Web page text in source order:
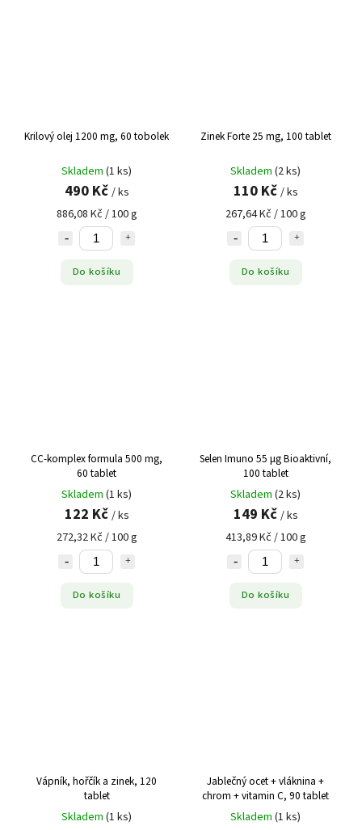
Krilový olej 1200 mg, 60 tobolek
Skladem (1 ks)
490 Kč / ks
886,08 Kč / 100 g
Do košíku
Zinek Forte 25 mg, 100 tablet
Skladem (2 ks)
110 Kč / ks
267,64 Kč / 100 g
Do košíku
CC-komplex formula 500 mg,
60 tablet
Skladem (1 ks)
122 Kč / ks
272,32 Kč / 100 g
Do košíku
Selen Imuno 55 µg Bioaktivní,
100 tablet
Skladem (2 ks)
149 Kč / ks
413,89 Kč / 100 g
Do košíku
Vápník, hořčík a zinek, 120
tablet
Skladem (1 ks)
Jablečný ocet + vláknina +
chrom + vitamin C, 90 tablet
Skladem (1 ks)